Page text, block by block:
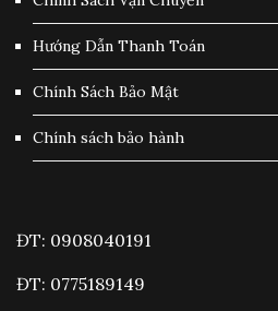
Hướng Dẫn Thanh Toán
Chính Sách Bảo Mật
Chính sách bảo hành
ĐT: 0908040191
ĐT: 0775189149